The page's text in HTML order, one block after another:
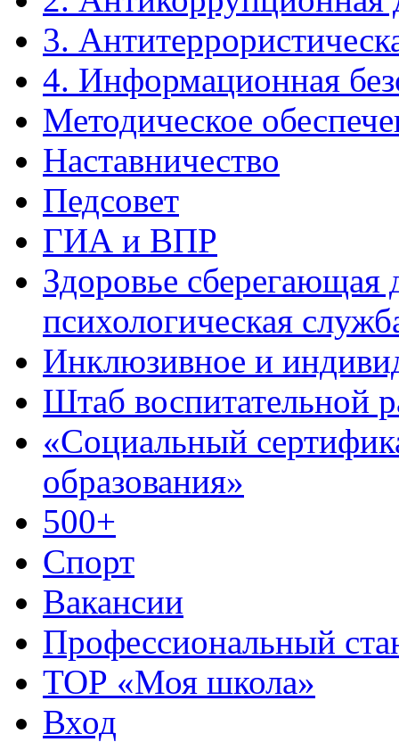
3.
4. Информационная
Методическое
Наставничество
Педсовет
ГИА и ВПР
Здоровье сберегающая
психологическая
Инклюзивное и
Штаб воспитательной
«Социальный
образования»
500+
Спорт
Вакансии
Профессиональный
ТОР «Моя школа»
Вход